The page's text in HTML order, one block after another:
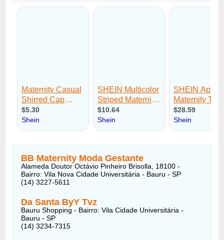
BB Maternity Moda Gestante
Alameda Doutor Octávio Pinheiro Brisolla, 18100 -
Bairro: Vila Nova Cidade Universitária - Bauru - SP
(14) 3227-5611
Da Santa ByY Tvz
Bauru Shopping - Bairro: Vila Cidade Universitária -
Bauru - SP
(14) 3234-7315